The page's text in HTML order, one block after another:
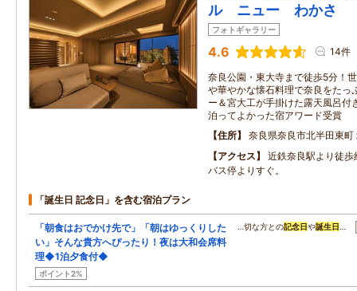
ル ニュー わかさ
フォトギャラリー
4.6 14件
奈良公園・東大寺まで徒歩5分！
や華やかな懐石料理で奈良をたっ
ー＆宮大工が手掛けた露天風呂付
泊ってよかった宿アワード受賞
住所
奈良県奈良市北半田東町
アクセス
近鉄奈良駅より徒
バス停よりすぐ。
「誕生日 記念日」を含む宿泊プラン
「朝食はおでかけ先で」「朝はゆっくりした
い」そんな貴方へぴったり！夜は大和会席料
理◆1泊夕食付◆
ポイント2%
…切な方との記念日や誕生日 …